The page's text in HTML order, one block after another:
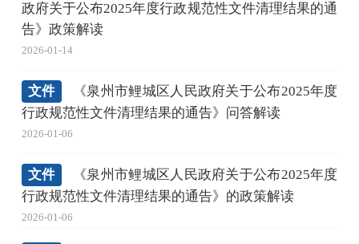
政府关于公布2025年度行政规范性文件清理结果的通
告》政策解读
2026-01-14
文件
《泉州市鲤城区人民政府关于公布2025年度
行政规范性文件清理结果的通告》问答解读
2026-01-06
文件
《泉州市鲤城区人民政府关于公布2025年度
行政规范性文件清理结果的通告》的政策解读
2026-01-06